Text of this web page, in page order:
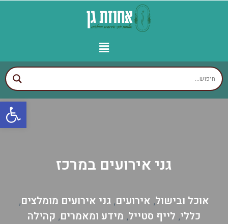
גני אירועים במרכז
אוכל ובישול, אירועים, גני אירועים מומלצים,
כללי, לייף סטייל, מידע ומאמרים, קהילה